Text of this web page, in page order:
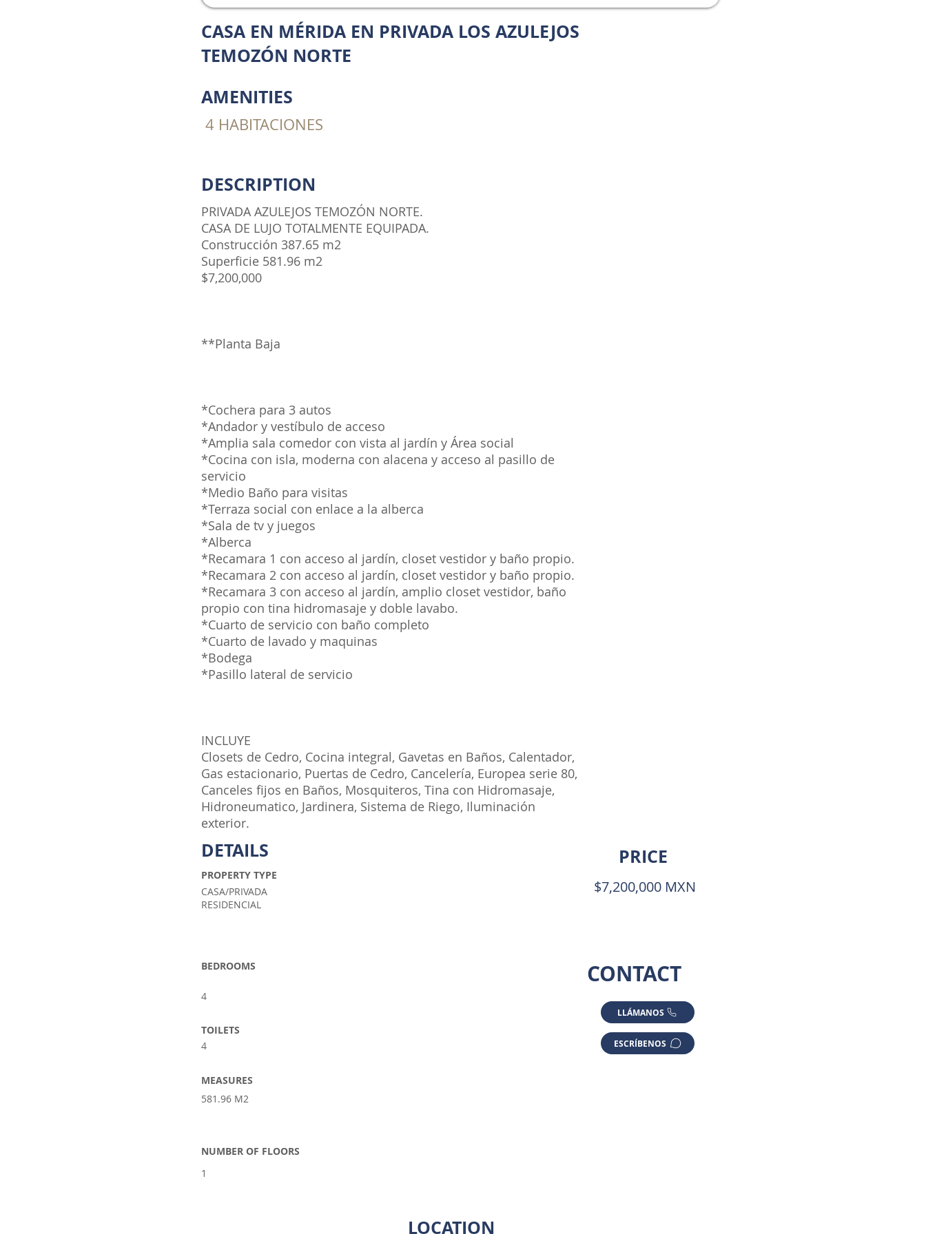
CASA EN MÉRIDA EN PRIVADA LOS AZULEJOS
TEMOZÓN NORTE
AMENITIES
​ 4 HABITACIONES
DESCRIPTION
PRIVADA AZULEJOS TEMOZÓN NORTE.
CASA DE LUJO TOTALMENTE EQUIPADA.
Construcción 387.65 m2
Superficie 581.96 m2
$7,200,000
**Planta Baja
*Cochera para 3 autos
*Andador y vestíbulo de acceso
*Amplia sala comedor con vista al jardín y Área social
*Cocina con isla, moderna con alacena y acceso al pasillo de
servicio
*Medio Baño para visitas
*Terraza social con enlace a la alberca
*Sala de tv y juegos
*Alberca
*Recamara 1 con acceso al jardín, closet vestidor y baño propio.
*Recamara 2 con acceso al jardín, closet vestidor y baño propio.
*Recamara 3 con acceso al jardín, amplio closet vestidor, baño
propio con tina hidromasaje y doble lavabo.
*Cuarto de servicio con baño completo
*Cuarto de lavado y maquinas
*Bodega
*Pasillo lateral de servicio
INCLUYE
Closets de Cedro, Cocina integral, Gavetas en Baños, Calentador,
Gas estacionario, Puertas de Cedro, Cancelería, Europea serie 80,
Canceles fijos en Baños, Mosquiteros, Tina con Hidromasaje,
Hidroneumatico, Jardinera, Sistema de Riego, Iluminación
exterior.
DETAILS
PROPERTY TYPE
CASA/PRIVADA
RESIDENCIAL
BEDROOMS
4
TOILETS
4
PRICE
$7,200,000 MXN
CONTACT
LLÁMANOS
ESCRÍBENOS
MEASURES
581.96 M2
NUMBER OF FLOORS
1
LOCATION